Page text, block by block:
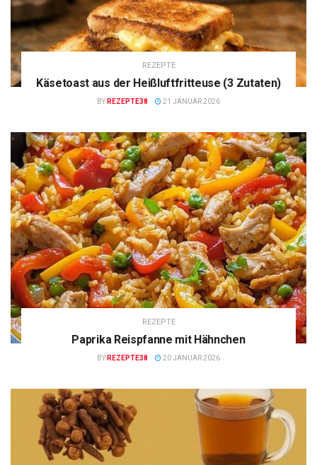
REZEPTE
Käsetoast aus der Heißluftfritteuse (3 Zutaten)
BY REZEPTE38 21 JANUAR 2026
REZEPTE
Paprika Reispfanne mit Hähnchen
BY REZEPTE38 20 JANUAR 2026